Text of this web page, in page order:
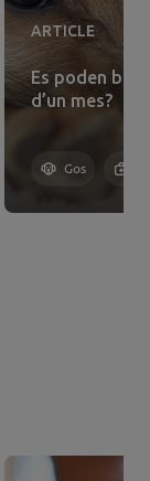
ARTICLE
Es poden
d’un mes?
Gos